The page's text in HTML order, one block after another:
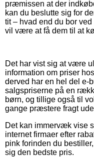
præmissen at der
kan du beslutte sig for
tit – hvad end du bor
vil være at få dem til at
Det har vist sig at være
information om priser
derved har en hel del e-
salgspriserne på en
børn, og tillige også til
gange præstere fragt
Det kan immervæk vise
internet firmaer efter
pink forinden du
sig den bedste pris.